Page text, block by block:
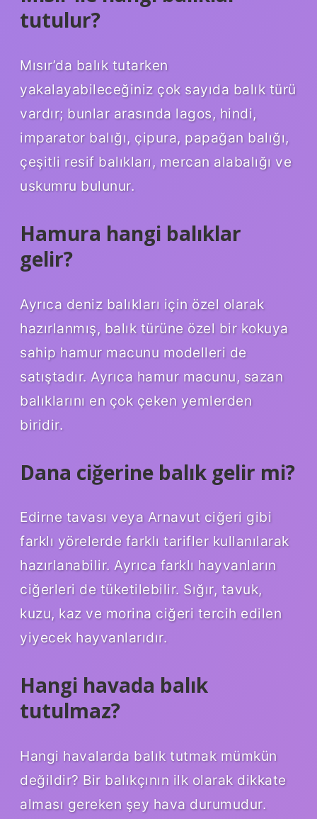
tutulur?
Mısır’da balık tutarken
yakalayabileceğiniz çok sayıda balık türü
vardır; bunlar arasında lagos, hindi,
imparator balığı, çipura, papağan balığı,
çeşitli resif balıkları, mercan alabalığı ve
uskumru bulunur.
Hamura hangi balıklar
gelir?
Ayrıca deniz balıkları için özel olarak
hazırlanmış, balık türüne özel bir kokuya
sahip hamur macunu modelleri de
satıştadır. Ayrıca hamur macunu, sazan
balıklarını en çok çeken yemlerden
biridir.
Dana ciğerine balık gelir mi?
Edirne tavası veya Arnavut ciğeri gibi
farklı yörelerde farklı tarifler kullanılarak
hazırlanabilir. Ayrıca farklı hayvanların
ciğerleri de tüketilebilir. Sığır, tavuk,
kuzu, kaz ve morina ciğeri tercih edilen
yiyecek hayvanlarıdır.
Hangi havada balık
tutulmaz?
Hangi havalarda balık tutmak mümkün
değildir? Bir balıkçının ilk olarak dikkate
alması gereken şey hava durumudur.